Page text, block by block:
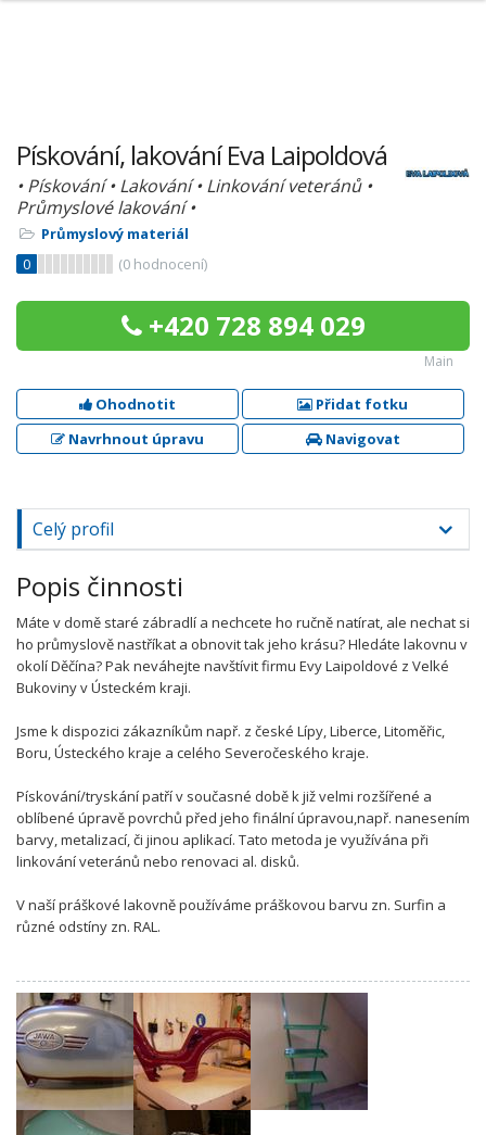
Pískování, lakování Eva Laipoldová
• Pískování • Lakování • Linkování veteránů •
Průmyslové lakování •
Průmyslový materiál
0
(0 hodnocení)
+420 728 894 029
Main
Ohodnotit
Přidat fotku
Navrhnout úpravu
Navigovat
Celý profil
Popis činnosti
Máte v domě staré zábradlí a nechcete ho ručně natírat, ale nechat si
ho průmyslově nastříkat a obnovit tak jeho krásu? Hledáte lakovnu v
okolí Děčína? Pak neváhejte navštívit firmu Evy Laipoldové z Velké
Bukoviny v Ústeckém kraji.
Jsme k dispozici zákazníkům např. z české Lípy, Liberce, Litoměřic,
Boru, Ústeckého kraje a celého Severočeského kraje.
Pískování/tryskání patří v současné době k již velmi rozšířené a
oblíbené úpravě povrchů před jeho finální úpravou,např. nanesením
barvy, metalizací, či jinou aplikací. Tato metoda je využívána při
linkování veteránů nebo renovaci al. disků.
V naší práškové lakovně používáme práškovou barvu zn. Surfin a
různé odstíny zn. RAL.